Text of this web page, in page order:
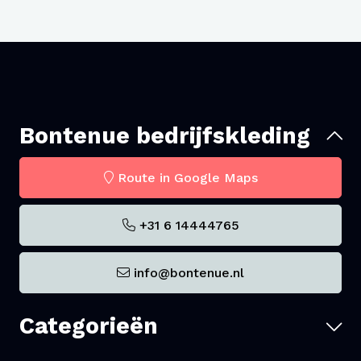
Bontenue bedrijfskleding
Route in Google Maps
+31 6 14444765
info@bontenue.nl
Categorieën